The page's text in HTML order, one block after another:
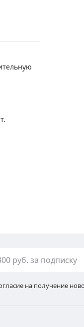
на получение